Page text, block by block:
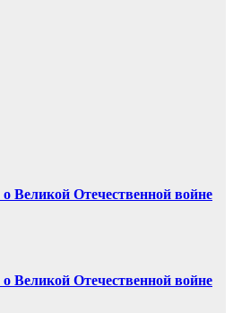
Великой Отечественной войне
Великой Отечественной войне